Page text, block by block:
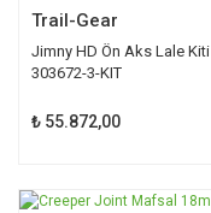
Trail-Gear
Jimny HD Ön Aks Lale Kiti
303672-3-KIT
₺ 55.872,00